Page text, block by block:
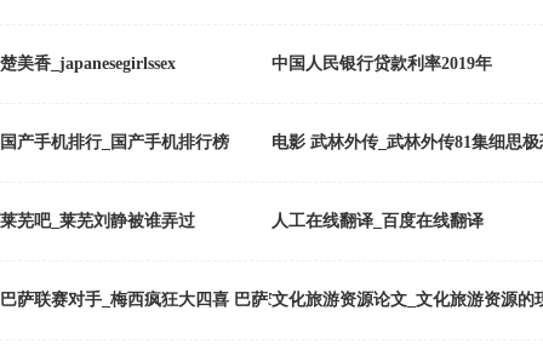
楚美香_japanesegirlssex 中国人民银行贷款利率2019年
国产手机排行_国产手机排行榜 电影 武林外传_武林外传81集细思极
莱芜吧_莱芜刘静被谁弄过 人工在线翻译_百度在线翻译
巴萨联赛对手_梅西疯狂大四喜 巴萨5-0升至榜首文化旅游资源论文_文化旅游资源的